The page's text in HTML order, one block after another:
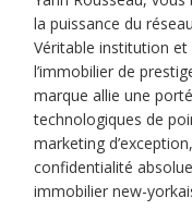
la puissance du
Véritable institution
l’immobilier de
marque allie une
technologiques de
marketing
confidentialité
immobilier new-